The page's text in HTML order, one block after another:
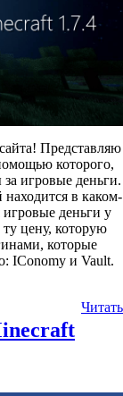
Представляю
которого,
игровые деньги.
в каком-
деньги у
ту цену, которую
которые
IConomy и Vault.
Читать